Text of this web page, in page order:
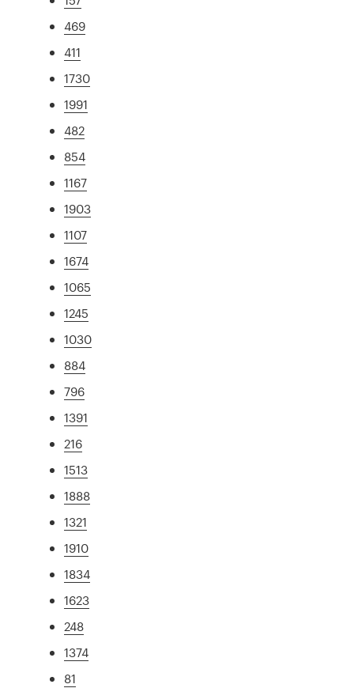
469
411
1730
1991
482
854
1167
1903
1107
1674
1065
1245
1030
884
796
1391
216
1513
1888
1321
1910
1834
1623
248
1374
81